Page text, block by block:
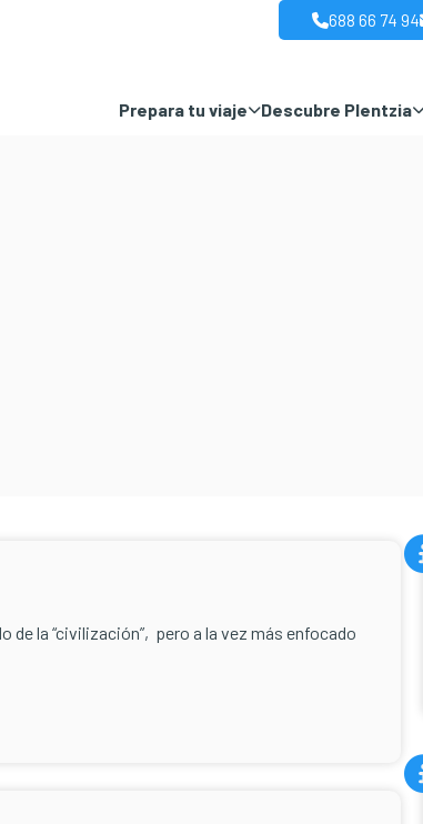
688 66 74 94
Prepara tu viaje Descubre Plentzia
de la “civilización”, pero a la vez más enfocado